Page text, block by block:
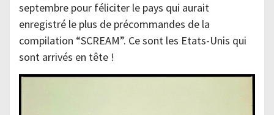
septembre pour féliciter le pays qui aurait
enregistré le plus de précommandes de la
compilation “SCREAM”. Ce sont les Etats-Unis qui
sont arrivés en tête !